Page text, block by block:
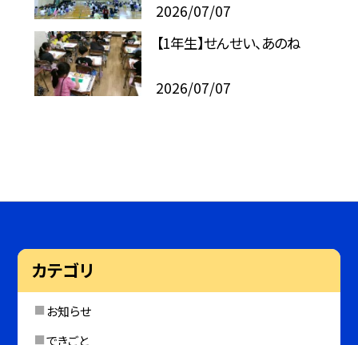
2026/07/07
【1年生】せんせい、あのね
2026/07/07
カテゴリ
お知らせ
できごと